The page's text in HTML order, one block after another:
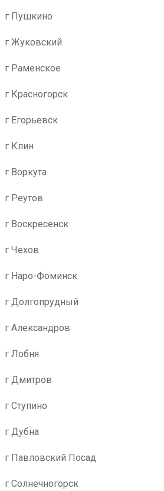
г Пушкино
г Жуковский
г Раменское
г Красногорск
г Егорьевск
г Клин
г Воркута
г Реутов
г Воскресенск
г Чехов
г Наро-Фоминск
г Долгопрудный
г Александров
г Лобня
г Дмитров
г Ступино
г Дубна
г Павловский Посад
г Солнечногорск